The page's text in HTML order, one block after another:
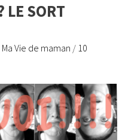
LE SORT
Ma Vie de maman / 10